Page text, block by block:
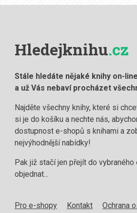
Hledejknihu.cz
Stále hledáte nějaké knihy on-line
a už Vás nebaví procházet
Najděte všechny knihy, které si
si je do košíku a nechte nás,
dostupnost e-shopů s knihami a
nejvýhodnější nabídky!
Pak již stačí jen přejít do
objednat...
Pro e-shopy Kontakt
Ochrana